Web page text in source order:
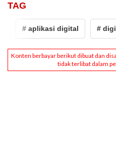
TAG
# aplikasi digital # digital